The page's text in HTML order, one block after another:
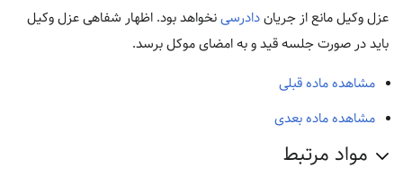
عزل وکیل مانع از جریاندادرسینخواهد بود. اظهار شفاهی عزل وکیل
باید در صورت جلسه قید و به امضای موکل برسد.
مشاهده ماده قبلی
مشاهده ماده بعدی
مواد مرتبط